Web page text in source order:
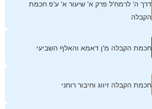
דרך ה' לרמח'ל פרק א' שיעור א' ע'פ חכמת
הקבלה
חכמת הקבלה מ'ן דאמא והאלף השביעי
חכמת הקבלה זיווג וחיבור רוחני